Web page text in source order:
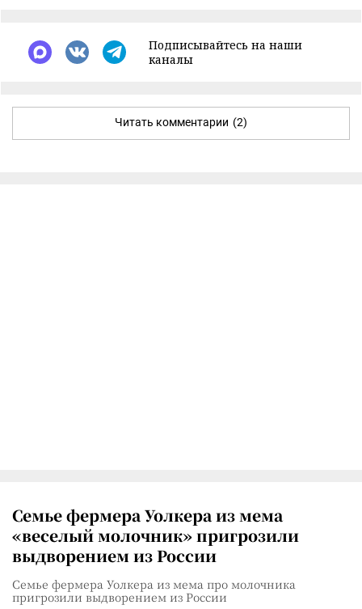
Подписывайтесь на наши
каналы
Читать комментарии (2)
Семье фермера Уолкера из мема
«веселый молочник» пригрозили
выдворением из России
Семье фермера Уолкера из мема про молочника
пригрозили выдворением из России